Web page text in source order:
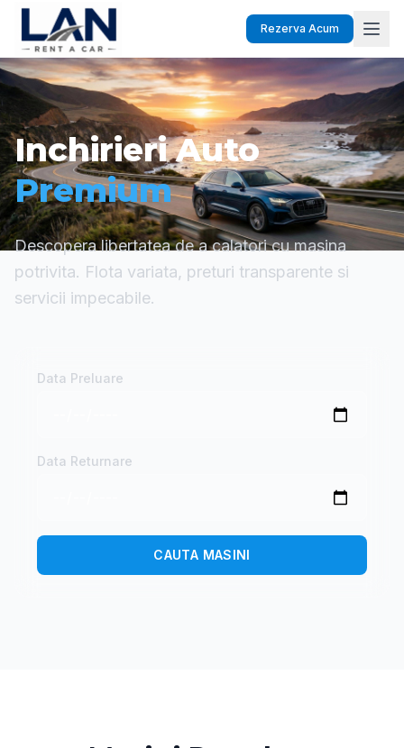
Rezerva Acum
Inchirieri Auto
Premium
Descopera libertatea de a calatori cu masina
potrivita. Flota variata, preturi transparente si
servicii impecabile.
Data Preluare
Data Returnare
CAUTA MASINI